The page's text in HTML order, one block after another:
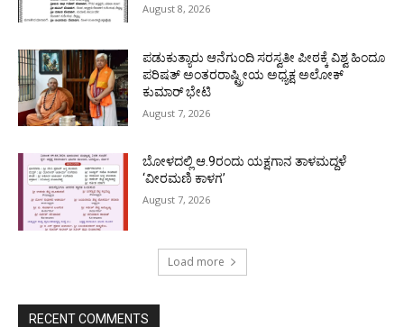
August 8, 2026
ಪಡುಕುತ್ಯಾರು ಆನೆಗುಂದಿ ಸರಸ್ವತೀ ಪೀಠಕ್ಕೆ ವಿಶ್ವ ಹಿಂದೂ
ಪರಿಷತ್ ಅಂತರರಾಷ್ಟ್ರೀಯ ಅಧ್ಯಕ್ಷ ಅಲೋಕ್
ಕುಮಾರ್ ಭೇಟಿ
August 7, 2026
ಬೋಳದಲ್ಲಿ ಆ.9ರಂದು ಯಕ್ಷಗಾನ ತಾಳಮದ್ದಳೆ
‘ವೀರಮಣಿ ಕಾಳಗ’
August 7, 2026
Load more
RECENT COMMENTS